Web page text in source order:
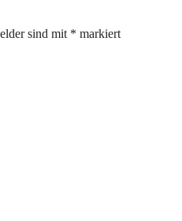
sind mit * markiert